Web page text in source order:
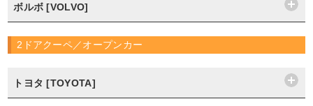
ボルボ [VOLVO]
2ドアクーペ／オープンカー
トヨタ [TOYOTA]